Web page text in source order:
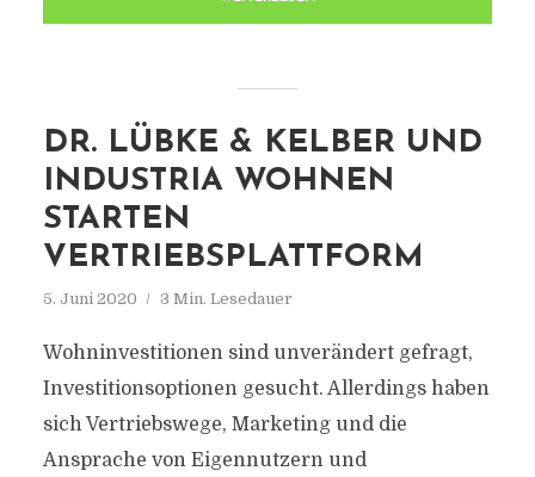
DR. LÜBKE & KELBER UND
INDUSTRIA WOHNEN
STARTEN
VERTRIEBSPLATTFORM
5. Juni 2020 3 Min. Lesedauer
Wohninvestitionen sind unverändert gefragt,
Investitionsoptionen gesucht. Allerdings haben
sich Vertriebswege, Marketing und die
Ansprache von Eigennutzern und